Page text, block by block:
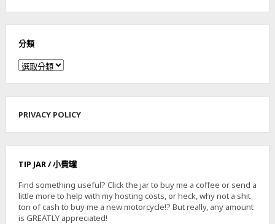
分類
分
PRIVACY POLICY
TIP JAR / 小費罐
Find something useful? Click the jar to buy me a coffee or send a
little more to help with my hosting costs, or heck, why not a shit
ton of cash to buy me a new motorcycle!? But really, any amount
is GREATLY appreciated!